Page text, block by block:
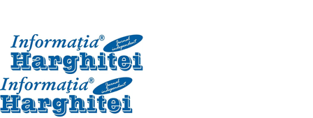
Primary
Menu